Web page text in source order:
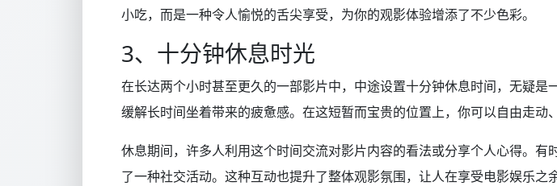
小吃，而是一种令人愉悦的舌尖享受，为你的观影体验增添了不少色彩。
3、十分钟休息时光
在长达两个小时甚至更久的一部影片中，中途设置十分钟休息时间，无疑
缓解长时间坐着带来的疲惫感。在这短暂而宝贵的位置上，你可以自由走动
休息期间，许多人利用这个时间交流对影片内容的看法或分享个人心得。
了一种社交活动。这种互动也提升了整体观影氛围，让人在享受电影娱乐之